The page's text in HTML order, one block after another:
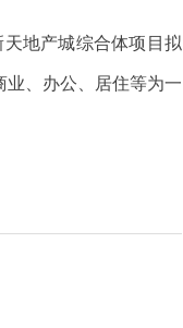
地产城综合体项目拟
业、办公、居住等为一